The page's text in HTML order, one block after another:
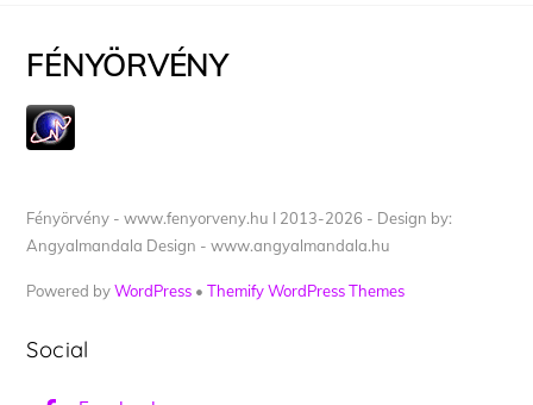
FÉNYÖRVÉNY
Fényörvény - www.fenyorveny.hu I 2013-2026 - Design by:
Angyalmandala Design - www.angyalmandala.hu
Powered byWordPress •Themify WordPress Themes
Social